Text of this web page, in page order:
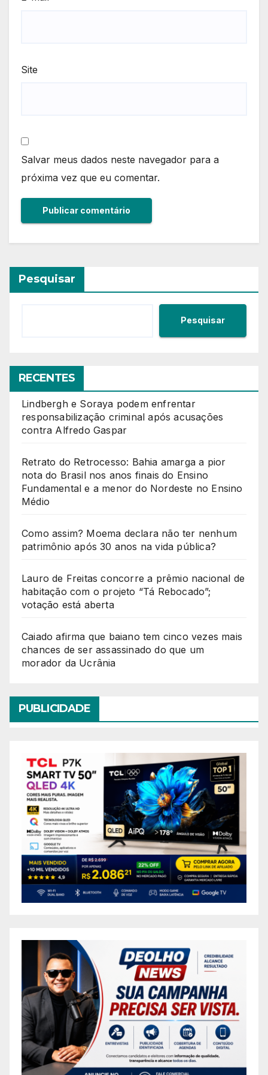
Site
Salvar meus dados neste navegador para a
próxima vez que eu comentar.
Pesquisar
Pesquisar
RECENTES
Lindbergh e Soraya podem enfrentar
responsabilização criminal após acusações
contra Alfredo Gaspar
Retrato do Retrocesso: Bahia amarga a pior
nota do Brasil nos anos finais do Ensino
Fundamental e a menor do Nordeste no Ensino
Médio
Como assim? Moema declara não ter nenhum
patrimônio após 30 anos na vida pública?
Lauro de Freitas concorre a prêmio nacional de
habitação com o projeto “Tá Rebocado”;
votação está aberta
Caiado afirma que baiano tem cinco vezes mais
chances de ser assassinado do que um
morador da Ucrânia
PUBLICIDADE